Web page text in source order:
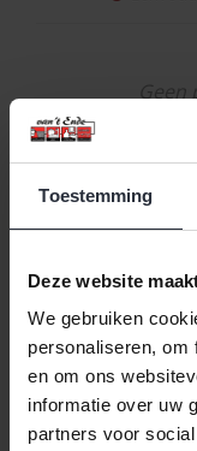
Toestemming
Deze website
We gebruiken
personaliseren, om
en om ons
informatie over uw
partners voor
Geen